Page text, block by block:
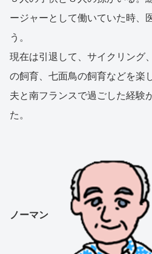
ージャーとして働いていた時、
う。
現在は引退して、サイクリング
の飼育、七面鳥の飼育などを楽
夫と南フランスで過ごした経験
た。
ノーマン